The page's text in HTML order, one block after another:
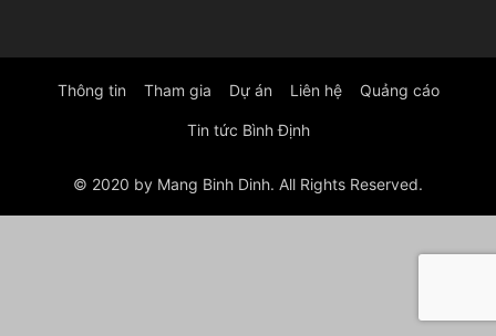
Thông tin Tham gia Dự án Liên hệ Quảng cáo
Tin tức Bình Định
© 2020 by Mang Binh Dinh. All Rights Reserved.